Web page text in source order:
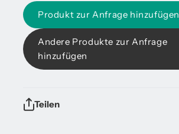
Produkt zur Anfrage hinzufügen
Andere Produkte zur Anfrage
hinzufügen
Teilen